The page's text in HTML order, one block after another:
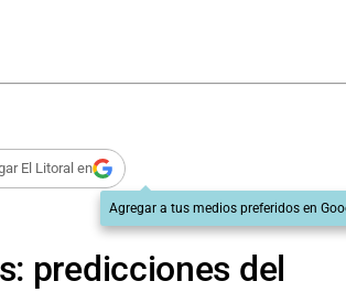
El Litoral en
Agregar a tus medios preferidos en
predicciones del